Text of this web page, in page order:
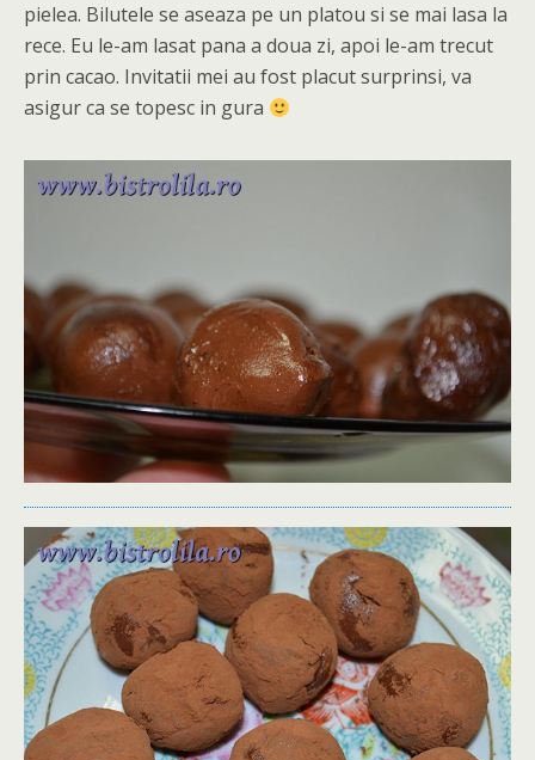
pielea. Bilutele se aseaza pe un platou si se mai lasa la
rece. Eu le-am lasat pana a doua zi, apoi le-am trecut
prin cacao. Invitatii mei au fost placut surprinsi, va
asigur ca se topesc in gura